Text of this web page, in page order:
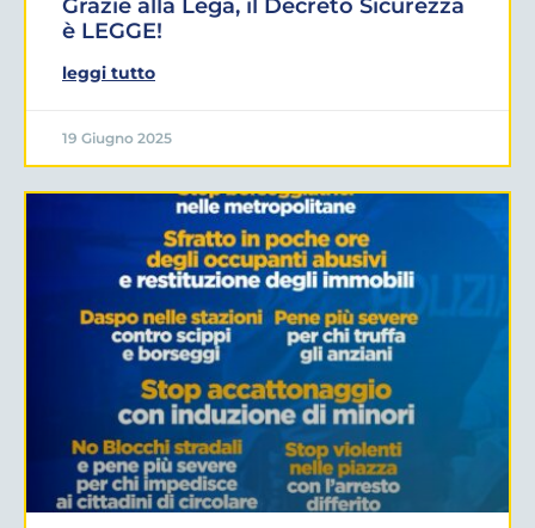
Grazie alla Lega, il Decreto Sicurezza
è LEGGE!
leggi tutto
19 Giugno 2025